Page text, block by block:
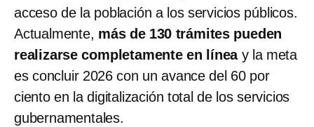
acceso de la población a los servicios públicos.
Actualmente, más de 130 trámites pueden
realizarse completamente en líneay la meta
es concluir 2026 con un avance del 60 por
ciento en la digitalización total de los servicios
gubernamentales.